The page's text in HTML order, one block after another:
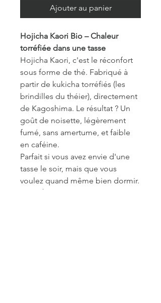
Ajouter au panier
Hojicha Kaori Bio – Chaleur
torréfiée dans une tasse
Hojicha Kaori, c'est le réconfort
sous forme de thé. Fabriqué à
partir de kukicha torréfiés (les
brindilles du théier), directement
de Kagoshima. Le résultat ? Un
goût de noisette, légèrement
fumé, sans amertume, et faible
en caféine.
Parfait si vous avez envie d'une
tasse le soir, mais que vous
voulez quand même bien dormir.
Ingrédients :